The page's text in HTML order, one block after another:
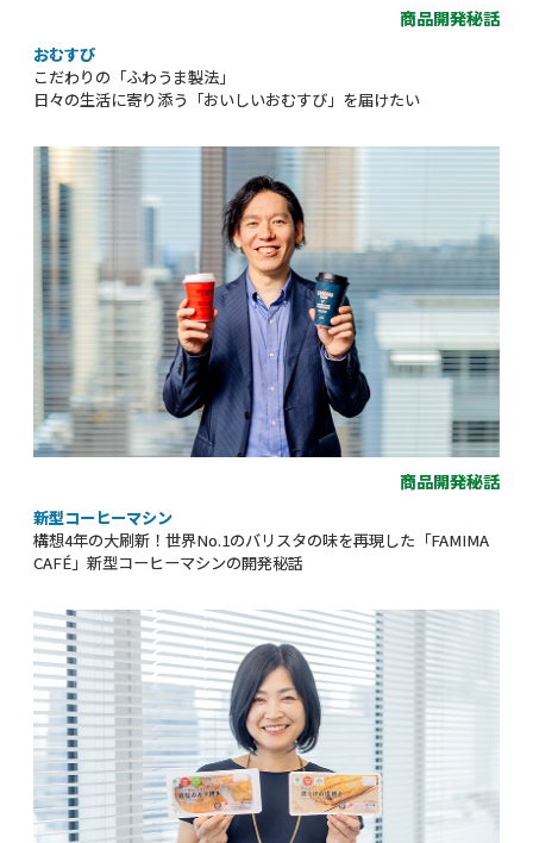
商品開発秘話
おむすび
こだわりの「ふわうま製法」
日々の生活に寄り添う「おいしいおむすび」を届けたい
商品開発秘話
新型コーヒーマシン
構想4年の大刷新！世界No.1のバリスタの味を再現した「FAMIMA
CAFÉ」新型コーヒーマシンの開発秘話